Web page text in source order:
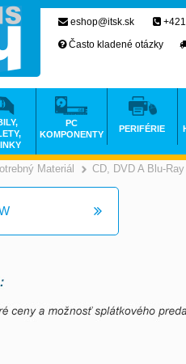
Materiál >
CD, DVD A Blu-
eshop@itsk.sk
Často kladené otázky
PC
KOMPONENTY
PERIFÉRIE